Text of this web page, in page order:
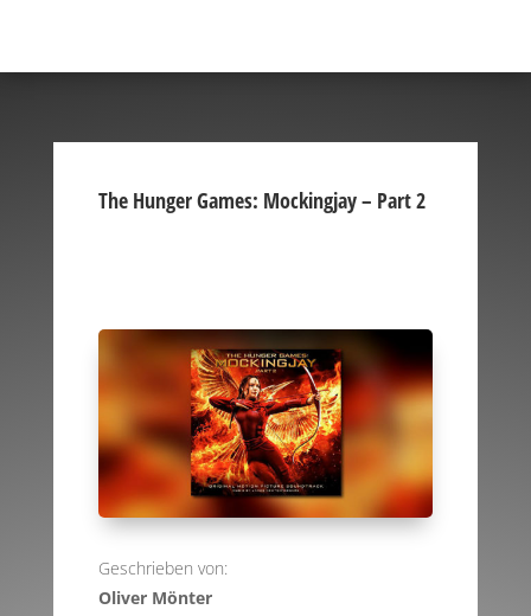
The Hunger Games: Mockingjay – Part 2
Geschrieben von:
Oliver Mönter